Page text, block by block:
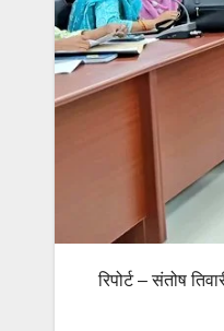
रिपोर्ट – संतोष